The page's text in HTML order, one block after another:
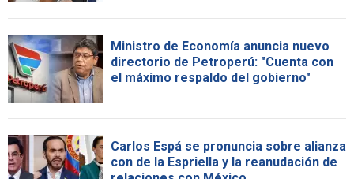
Ministro de Economía anuncia nuevo
directorio de Petroperú: "Cuenta con
el máximo respaldo del gobierno"
Carlos Espá se pronuncia sobre alianza
con de la Espriella y la reanudación de